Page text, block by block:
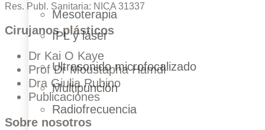
Mesoterapia
IPL y láser
Ultrasonido microfocalizado
Multipunción
Radiofrecuencia
Res. Publ. Sanitaria: NICA 31337
Cirujanos plásticos
Dr Kai O Kaye
Prof Dr Moustapha Hamdi
Dra Giulia Rubino
Publicaciones
Sobre nosotros